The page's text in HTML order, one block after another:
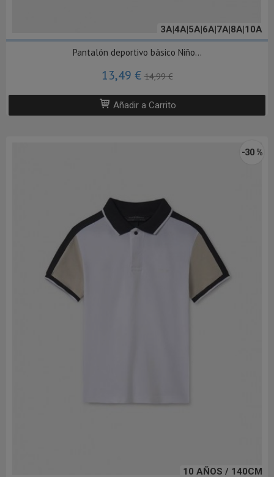
3A|4A|5A|6A|7A|8A|10A
Pantalón deportivo básico Niño...
13,49 €14,99 €
Añadir a Carrito
10 AÑOS / 140CM
-30 %